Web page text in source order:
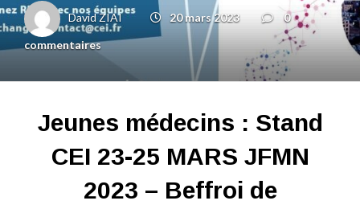
David ZIAI 20 mars 2023
0
commentaires
Jeunes médecins : Stand
CEI 23-25 MARS JFMN
2023 – Beffroi de